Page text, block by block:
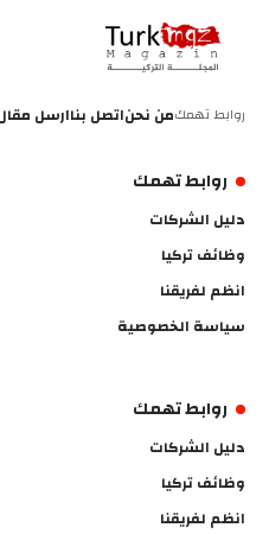
روابط تهمكمن نحناتصل بناارسل
روابط تهمك
دليل الشركات
وظائف تركيا
انظم لفريقنا
سياسة الخصوصية
روابط تهمك
دليل الشركات
وظائف تركيا
انظم لفريقنا